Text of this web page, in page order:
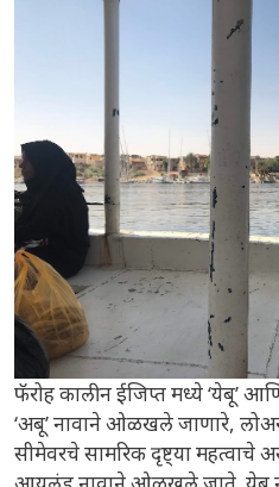
फॅरोह कालीन ईजिप्त मध्ये ‘येबू’
‘अबू’ नावाने ओळखले जाणारे, लोअर
सीमेवरचे सामरिक दृष्ट्या